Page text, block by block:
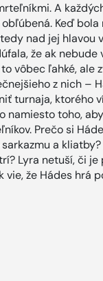
A
Keď
nad jej hlavou
že ak
vôbec ľahké, ale
z nich –
turnaja, ktorého
namiesto toho,
Prečo si
a
Lyra netuší, či
vie, že Hádes hrá